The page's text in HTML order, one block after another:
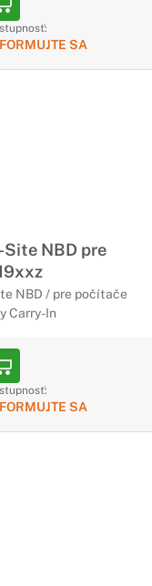
SA
NBD pre
NBD / pre počítače
Carry-In
SA